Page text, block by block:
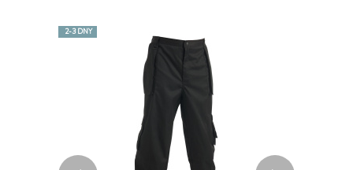
2-3 DNY